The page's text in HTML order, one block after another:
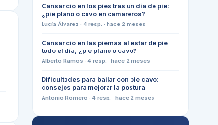
Cansancio en los pies tras un día de pie:
¿pie plano o cavo en camareros?
Lucía Álvarez · 4 resp. · hace 2 meses
Cansancio en las piernas al estar de pie
todo el día, ¿pie plano o cavo?
Alberto Ramos · 4 resp. · hace 2 meses
Dificultades para bailar con pie cavo:
consejos para mejorar la postura
Antonio Romero · 4 resp. · hace 2 meses